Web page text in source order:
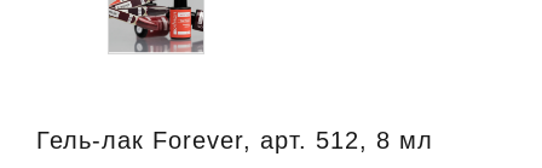
Гель-лак Forever, арт. 512, 8 мл